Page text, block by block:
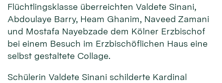
Flüchtlingsklasse überreichten Valdete Sinani,
Abdoulaye Barry, Heam Ghanim, Naveed Zamani
und Mostafa Nayebzade dem Kölner Erzbischof
bei einem Besuch im Erzbischöflichen Haus eine
selbst gestaltete Collage.
Schülerin Valdete Sinani schilderte Kardinal